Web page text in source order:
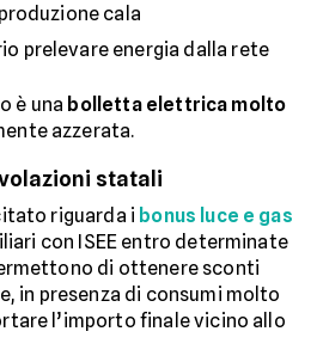
cala
prelevare energia dalla rete
è una bolletta elettrica molto
azzerata.
statali
riguarda i bonus luce e gas
con ISEE entro determinate
di ottenere sconti
in presenza di consumi molto
l’importo finale vicino allo